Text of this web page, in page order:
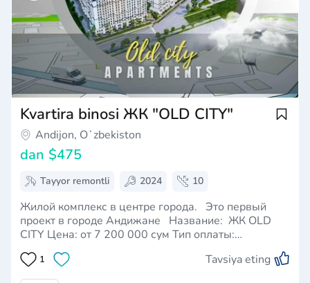
Kvartira binosi ЖК "OLD CITY"
Andijon, Oʻzbekiston
dan $475
Tayyor remontli 2024 10
Жилой комплекс в центре города. Это первый
проект в городе Андижане Название: ЖК OLD
CITY Цена: от 7 200 000 сум Тип оплаты:
Рассрочка и 100% оплата Количество этажей: 10-
16 этажный Квартиры от 56,5 - до 80,5 кв.м
1 Tavsiya eting